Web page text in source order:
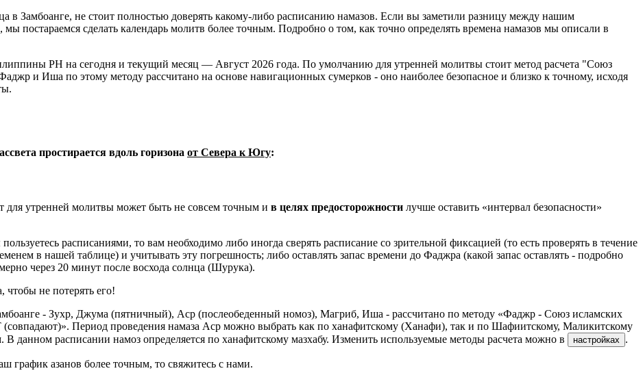
в Замбоанге, не стоит полностью доверять какому-либо расписанию намазов. Если вы заметили разницу между нашим
постараемся сделать календарь молитв более точным. Подробно о том, как точно определять времена намазов мы описали в
PH на сегодня и текущий месяц — Август 2026 года. По умолчанию для утренней молитвы стоит метод расчета "Союз
и Иша по этому методу рассчитано на основе навигационных сумерков - оно наиболее безопасное и близко к точному, исходя
простирается вдоль горизона от Севера к Югу:
утренней молитвы может быть не совсем точным и в целях предосторожности лучше оставить «интервал безопасности»
расписаниями, то вам необходимо либо иногда сверять расписание со зрительной фиксацией (то есть проверять в течение
в нашей таблице) и учитывать эту погрешность; либо оставлять запас времени до Фаджра (какой запас оставлять - подробно
через 20 минут после восхода солнца (Шурука).
чтобы не потерять его!
- Зухр, Джума (пятничный), Аср (послеобеденный номоз), Магриб, Иша - рассчитано по методу «Фаджр - Союз исламских
Период проведения намаза Аср можно выбрать как по ханафитскому (Ханафи), так и по Шафиитскому, Маликитскому
расписании намоз определяется по ханафитскому мазхабу. Изменить используемые методы расчета можно в
настройках .
график азанов более точным, то свяжитесь с нами.